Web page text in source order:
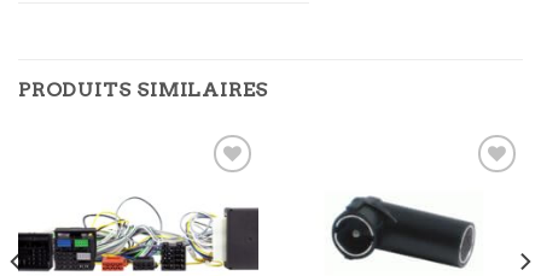
PRODUITS SIMILAIRES
Ajouter
à la
wishlist
Ajouter
à la
wishlist